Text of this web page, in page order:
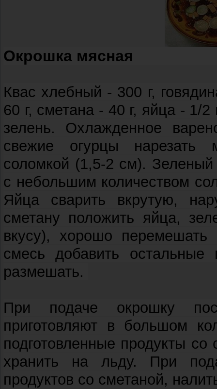
Окрошка мясная
Квас хлебный - 300 г,
60 г, сметана - 40 г, яйца - 1/2
зелень. Охлажденное
свежие огурцы нарезать
соломкой (1,5-2 см). Зеленый
с небольшим количеством
Яйца сварить вкрутую,
сметану положить яйца,
вкусу), хорошо
смесь добавить остальные
размешать.
При подаче окрошку
приготовляют в большом
подготовленные продукты
хранить на льду. При
продуктов со сметаной,